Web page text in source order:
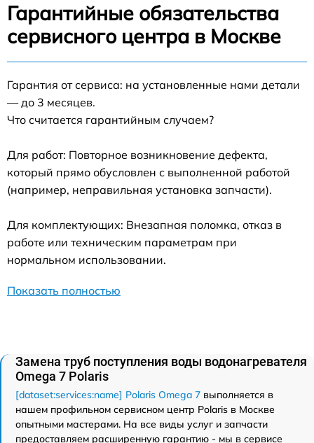
Гарантийные обязательства
сервисного центра в Москве
Гарантия от сервиса: на установленные нами детали
— до 3 месяцев.
Что считается гарантийным случаем?
Для работ: Повторное возникновение дефекта,
который прямо обусловлен с выполненной работой
(например, неправильная установка запчасти).
Для комплектующих: Внезапная поломка, отказ в
работе или техническим параметрам при
нормальном использовании.
Показать полностью
Замена труб поступления воды водонагревателя
Omega 7 Polaris
[dataset:services:name] Polaris Omega 7 выполняется в
нашем профильном сервисном центр Polaris в Москве
опытными мастерами. На все виды услуг и запчасти
предоставляем расширенную гарантию - мы в сервисе